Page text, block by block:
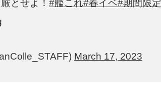
とせよ！ #艦これ#春イベ#期間限定
March 17, 2023